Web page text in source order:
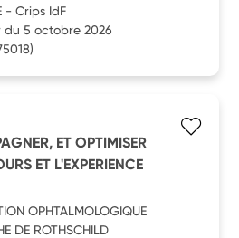
- Crips IdF
du 5 octobre 2026
ET OPTIMISER
ET L'EXPERIENCE
OPHTALMOLOGIQUE
DE ROTHSCHILD